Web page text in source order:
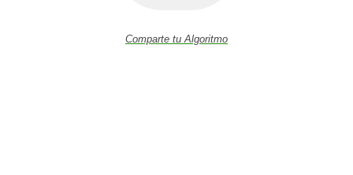
Comparte tu Algoritmo